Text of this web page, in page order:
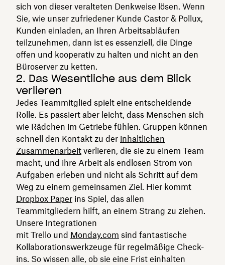
sich von dieser veralteten Denkweise lösen. Wenn
Sie, wie unser zufriedener Kunde Castor & Pollux,
Kunden einladen, an Ihren Arbeitsabläufen
teilzunehmen, dann ist es essenziell, die Dinge
offen und kooperativ zu halten und nicht an den
Büroserver zu ketten.
2. Das Wesentliche aus dem Blick
verlieren
Jedes Teammitglied spielt eine entscheidende
Rolle. Es passiert aber leicht, dass Menschen sich
wie Rädchen im Getriebe fühlen. Gruppen können
schnell den Kontakt zu der inhaltlichen
Zusammenarbeit verlieren, die sie zu einem Team
macht, und ihre Arbeit als endlosen Strom von
Aufgaben erleben und nicht als Schritt auf dem
Weg zu einem gemeinsamen Ziel. Hier kommt
Dropbox Paper ins Spiel, das allen
Teammitgliedern hilft, an einem Strang zu ziehen.
Unsere Integrationen
mit Trello und Monday.com sind fantastische
Kollaborationswerkzeuge für regelmäßige Check-
ins. So wissen alle, ob sie eine Frist einhalten